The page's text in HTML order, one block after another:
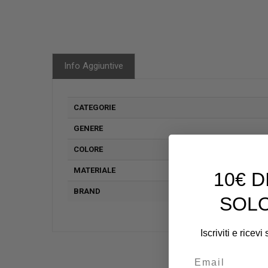
Info Aggiuntive
CATEGORIE
GENERE
COLORE
MATERIALE
BRAND
10€
Iscriviti e ricevi